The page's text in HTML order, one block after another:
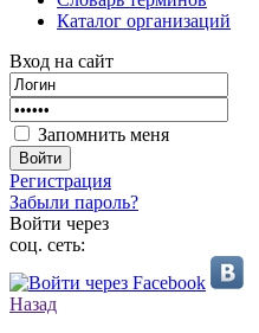
Каталог организаций
Вход на сайт
Запомнить меня
Войти
Регистрация
Забыли пароль?
Войти через
соц. сеть:
Назад